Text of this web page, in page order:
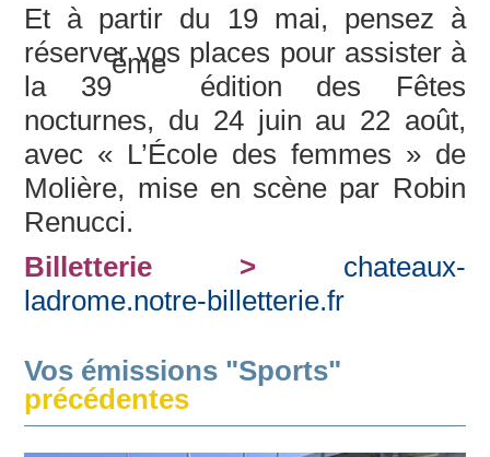
Et à partir du 19 mai, pensez à
réserver vos places pour assister à
la 39
ème
édition des Fêtes
nocturnes, du 24 juin au 22 août,
avec « L’École des femmes » de
Molière, mise en scène par Robin
Renucci.
Billetterie >
chateaux-
ladrome.notre-billetterie.fr
Vos émissions "Sports"
précédentes